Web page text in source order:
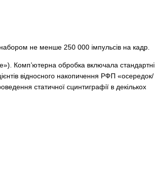
не менше 250 000 імпульсів на кадр.
Комп’ютерна обробка включала стандартні
відносного накопичення РФП «осередок/
статичної сцинтиграфії в декількох